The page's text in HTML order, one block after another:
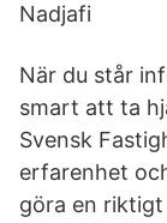
Nadjafi
När du står
smart att ta
Svensk
erfarenhet
göra en